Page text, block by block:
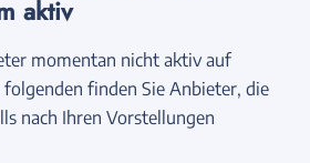
aktiv
momentan nicht aktiv auf
finden Sie Anbieter, die
nach Ihren Vorstellungen